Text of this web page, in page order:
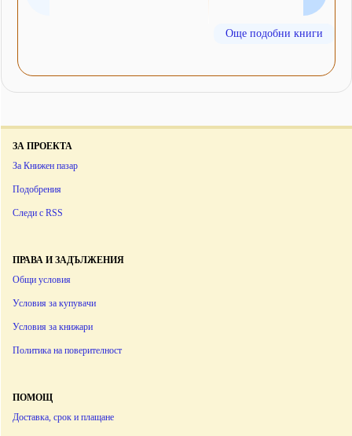
Още подобни книги
ЗА ПРОЕКТА
За Книжен пазар
Подобрения
Следи с RSS
ПРАВА И ЗАДЪЛЖЕНИЯ
Общи условия
Условия за купувачи
Условия за книжари
Политика на поверителност
ПОМОЩ
Доставка, срок и плащане